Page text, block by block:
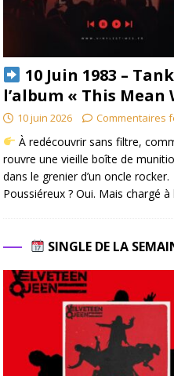
10 Juin 1983 –
l’album « This Mean
10 juin 2026 Commentaires
À redécouvrir sans filtre,
rouvre une vieille boîte de
dans le grenier d’un oncle rocker.
Poussiéreux ? Oui. Mais chargé à
SINGLE DE LA